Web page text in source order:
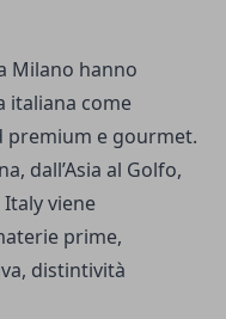
Milano hanno
italiana come
e gourmet.
dall’Asia al Golfo,
viene
prime,
distintività